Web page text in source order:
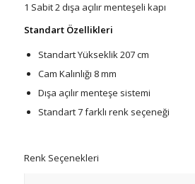
1 Sabit 2 dışa açılır menteşeli kapı
Standart Özellikleri
Standart Yükseklik 207 cm
Cam Kalınlığı 8 mm
Dışa açılır menteşe sistemi
Standart 7 farklı renk seçeneği
Renk Seçenekleri